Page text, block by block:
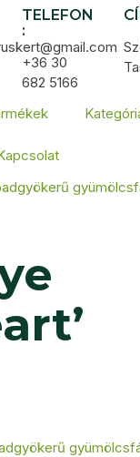
TELEFON
:
+36 30
682 5166